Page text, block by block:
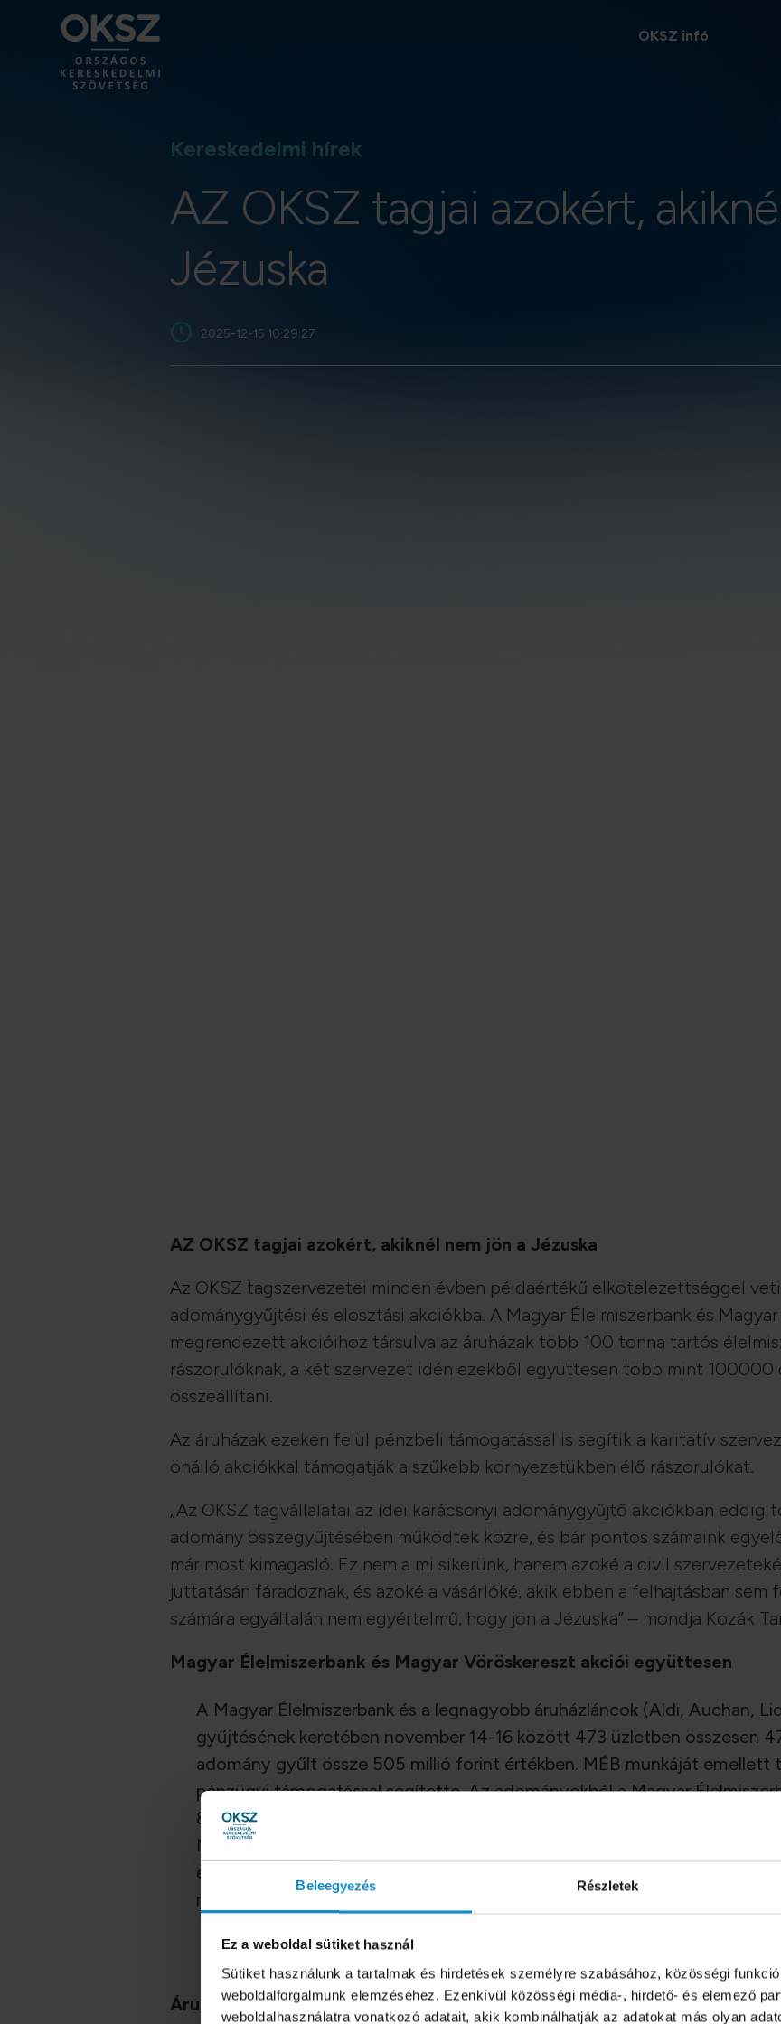
Beleegyezés Részletek
Ez a weboldal sütiket használ
Sütiket használunk a tartalmak és hirdetések személyre szabásához, közösségi
weboldalforgalmunk elemzéséhez. Ezenkívül közösségi média-, hirdető- és elemező
weboldalhasználatra vonatkozó adatait, akik kombinálhatják az adatokat más olyan
OKSZ infó
Kereskedelmi hírek
AZ OKSZ tagjai azokért,
Jézuska
2025-12-15 10:29:27
AZ OKSZ tagjai azokért, akiknél nem jön a Jézuska
Az OKSZ tagszervezetei minden évben példaértékű elkötelezettséggel
adománygyűjtési és elosztási akciókba. A Magyar Élelmiszerbank és
megrendezett akcióihoz társulva az áruházak több 100 tonna tartós
rászorulóknak, a két szervezet idén ezekből együttesen több mint 100000
összeállítani.
Az áruházak ezeken felül pénzbeli támogatással is segítik a karitatív
önálló akciókkal támogatják a szűkebb környezetükben élő rászorulókat.
„Az OKSZ tagvállalatai az idei karácsonyi adománygyűjtő akciókban
adomány összegyűjtésében működtek közre, és bár pontos számaink
már most kimagasló. Ez nem a mi sikerünk, hanem azoké a civil
juttatásán fáradoznak, és azoké a vásárlóké, akik ebben a felhajtásban sem
számára egyáltalán nem egyértelmű, hogy jön a Jézuska” – mondja Kozák
Magyar Élelmiszerbank és Magyar Vöröskereszt akciói együttesen
A Magyar Élelmiszerbank és a legnagyobb áruházláncok (Aldi, Auchan,
gyűjtésének keretében november 14-16 között 473 üzletben összesen
adomány gyűlt össze 505 millió forint értékben. MÉB munkáját emellett
pénzügyi támogatással segítette. Az adományokból a Magyar
811 élelmiszercsomagot állítottak össze.
Magyar Vöröskereszttel együttműködve az Auchan és a Penny
élelmiszert és háztartási tisztítószert gyűjtött össze a rászorulók részére.
nincsenek az adományokból a Vöröskereszt mintegy tízezer adomány
Áruházak külön-külön: